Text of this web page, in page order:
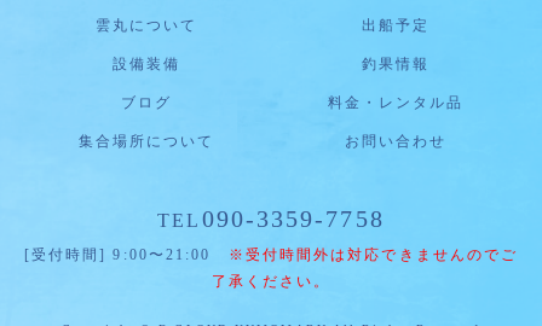
雲丸について 出船予定
設備装備 釣果情報
ブログ 料金・レンタル品
集合場所について お問い合わせ
TEL 090-3359-7758
[受付時間] 9:00〜21:00
※受付時間外は対応できませんのでご
了承ください。